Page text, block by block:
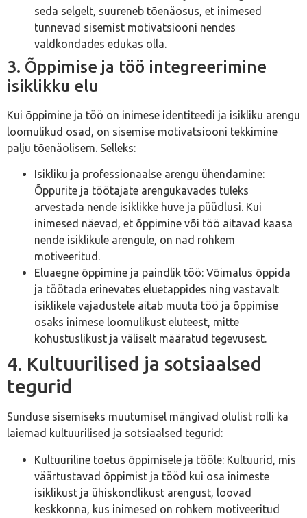
seda selgelt, suureneb tõenäosus, et inimesed
tunnevad sisemist motivatsiooni nendes
valdkondades edukas olla.
3. Õppimise ja töö integreerimine
isiklikku elu
Kui õppimine ja töö on inimese identiteedi ja isikliku arengu
loomulikud osad, on sisemise motivatsiooni tekkimine
palju tõenäolisem. Selleks:
Isikliku ja professionaalse arengu ühendamine:
Õppurite ja töötajate arengukavades tuleks
arvestada nende isiklikke huve ja püüdlusi. Kui
inimesed näevad, et õppimine või töö aitavad kaasa
nende isiklikule arengule, on nad rohkem
motiveeritud.
Eluaegne õppimine ja paindlik töö: Võimalus õppida
ja töötada erinevates eluetappides ning vastavalt
isiklikele vajadustele aitab muuta töö ja õppimise
osaks inimese loomulikust eluteest, mitte
kohustuslikust ja väliselt määratud tegevusest.
4. Kultuurilised ja sotsiaalsed
tegurid
Sunduse sisemiseks muutumisel mängivad olulist rolli ka
laiemad kultuurilised ja sotsiaalsed tegurid:
Kultuuriline toetus õppimisele ja tööle: Kultuurid, mis
väärtustavad õppimist ja tööd kui osa inimeste
isiklikust ja ühiskondlikust arengust, loovad
keskkonna, kus inimesed on rohkem motiveeritud